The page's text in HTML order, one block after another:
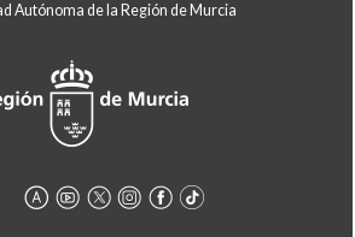
Autónoma de la Región de Murcia